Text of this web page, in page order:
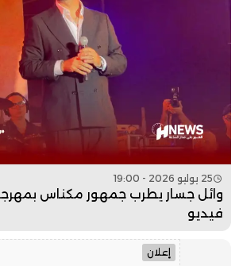
25 يوليو 2026 - 19:00
وائل جسار يطرب جمهور مكناس
فيديو
إعلان